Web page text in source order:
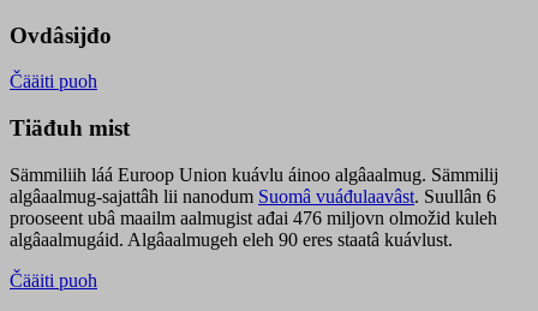
Ovdâsijđo
Čääiti puoh
Tiäđuh mist
Sämmiliih láá Euroop Union kuávlu áinoo algâaalmug. Sämmilij
algâaalmug-sajattâh lii nanodum Suomâ vuáđulaavâst. Suullân 6
prooseent ubâ maailm aalmugist ađai 476 miljovn olmožid kuleh
algâaalmugáid. Algâaalmugeh eleh 90 eres staatâ kuávlust.
Čääiti puoh